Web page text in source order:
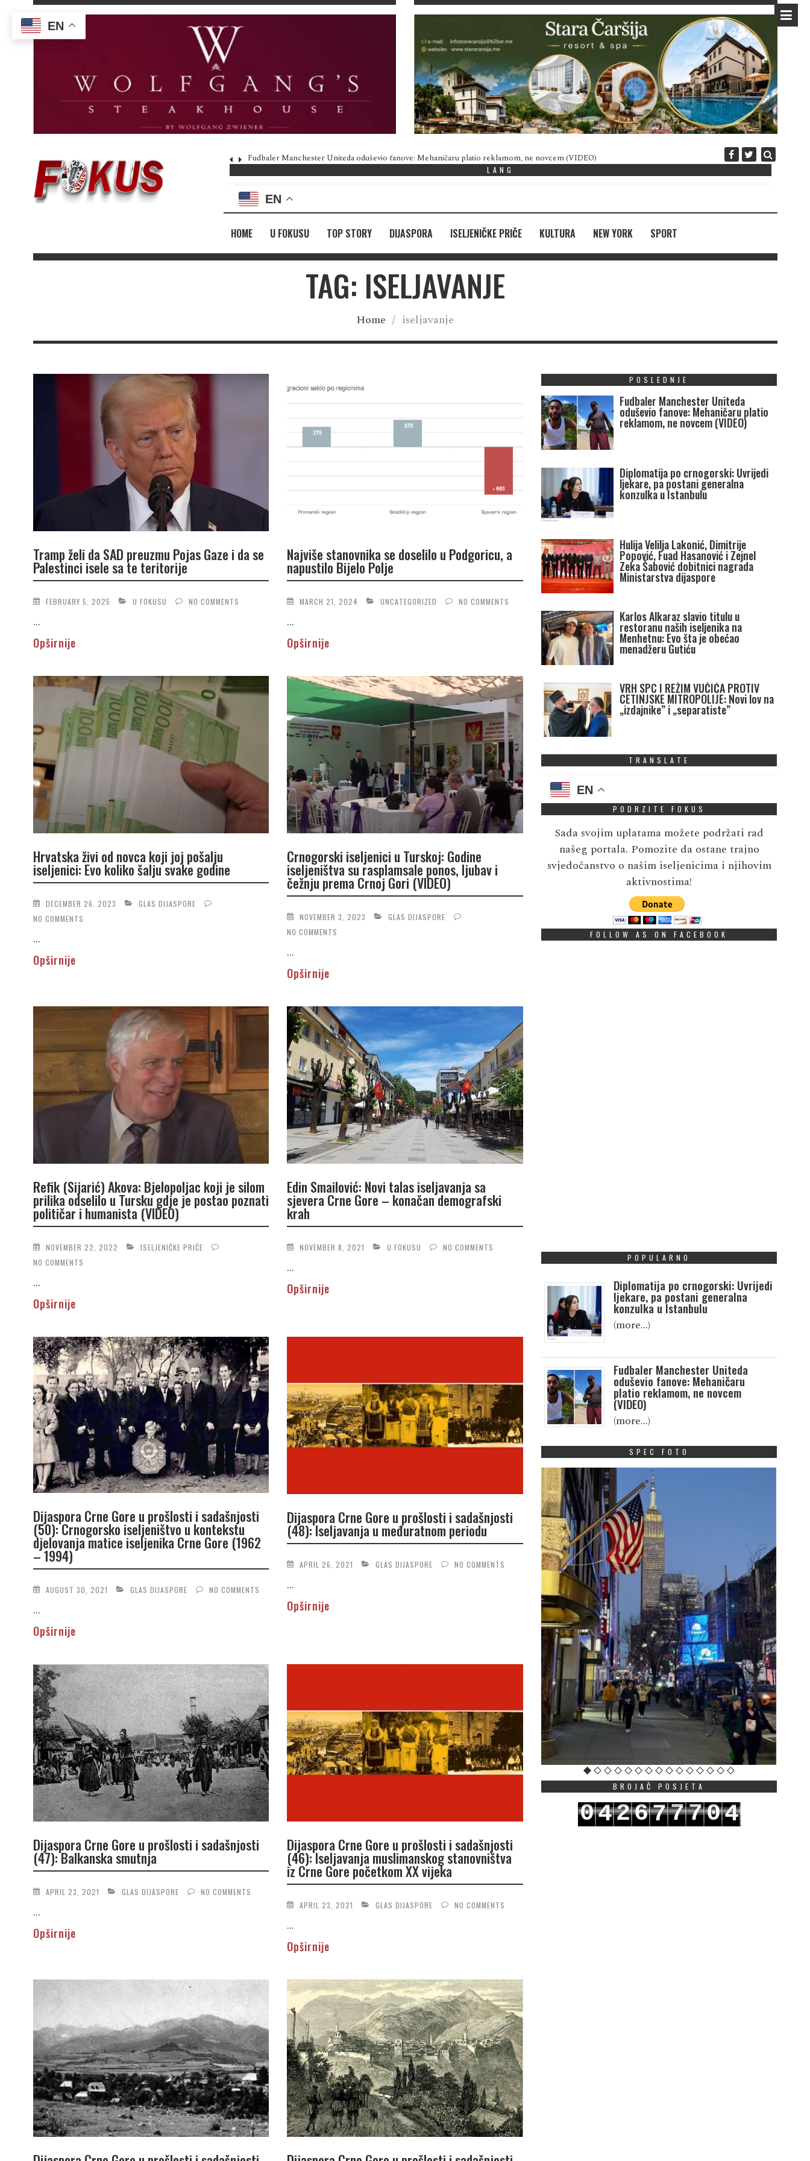
Fudbaler Manchester Uniteda oduševio fanove: Mehaničaru platio reklamom, ne novcem (VIDEO) Diplomatija po
LANG
EN
HOME U FOKUSU TOP STORY DIJASPORA ISELJENIČKE PRIČE KULTURA NEW YORK SPORT
TAG: ISELJAVANJE
Home / iseljavanje
Tramp želi da SAD preuzmu Pojas Gaze i da se
Palestinci isele sa te teritorije
FEBRUARY 5, 2025 U FOKUSU NO COMMENTS
...
Opširnije
Najviše stanovnika se doselilo u Podgoricu, a
napustilo Bijelo Polje
MARCH 21, 2024 UNCATEGORIZED NO COMMENTS
...
Opširnije
Hrvatska živi od novca koji joj pošalju
iseljenici: Evo koliko šalju svake godine
DECEMBER 26, 2023
GLAS DIJASPORE
NO COMMENTS
...
Opširnije
Crnogorski iseljenici u Turskoj: Godine
iseljeništva su rasplamsale ponos, ljubav i
čežnju prema Crnoj Gori (VIDEO)
NOVEMBER 3, 2023
GLAS DIJASPORE
NO COMMENTS
...
Opširnije
Refik (Sijarić) Akova: Bjelopoljac koji je silom
prilika odselilo u Tursku gdje je postao poznati
političar i humanista (VIDEO)
NOVEMBER 22, 2022
ISELJENIČKE PRIČE
NO COMMENTS
...
Opširnije
Edin Smailović: Novi talas iseljavanja sa
sjevera Crne Gore – konačan demografski
krah
NOVEMBER 8, 2021 U FOKUSU NO COMMENTS
...
Opširnije
Dijaspora Crne Gore u prošlosti i sadašnjosti
(50): Crnogorsko iseljeništvo u kontekstu
djelovanja matice iseljenika Crne Gore (1962
– 1994)
AUGUST 30, 2021 GLAS DIJASPORE NO COMMENTS
...
Opširnije
Dijaspora Crne Gore u prošlosti i sadašnjosti
(48): Iseljavanja u međuratnom periodu
APRIL 26, 2021 GLAS DIJASPORE NO COMMENTS
...
Opširnije
Dijaspora Crne Gore u prošlosti i sadašnjosti
(47): Balkanska smutnja
APRIL 23, 2021 GLAS DIJASPORE NO COMMENTS
...
Opširnije
Dijaspora Crne Gore u prošlosti i sadašnjosti
(46): Iseljavanja muslimanskog stanovništva
iz Crne Gore početkom XX vijeka
APRIL 23, 2021 GLAS DIJASPORE NO COMMENTS
...
Opširnije
POSLEDNJE
Fudbaler Manchester Uniteda
oduševio fanove: Mehaničaru platio
reklamom, ne novcem (VIDEO)
Diplomatija po crnogorski: Uvrijedi
ljekare, pa postani generalna
konzulka u Istanbulu
Hulija Velilja Lakonić, Dimitrije
Popović, Fuad Hasanović i Zejnel
Zeka Šabović dobitnici nagrada
Ministarstva dijaspore
Karlos Alkaraz slavio titulu u
restoranu naših iseljenika na
Menhetnu: Evo šta je obećao
menadžeru Gutiću
VRH SPC I REŽIM VUČIĆA PROTIV
CETINJSKE MITROPOLIJE: Novi lov na
„izdajnike” i „separatiste”
TRANSLATE
EN
PODRZITE FOKUS
Sada svojim uplatama možete podržati rad
našeg portala. Pomozite da ostane trajno
svjedočanstvo o našim iseljenicima i njihovim
aktivnostima!
FOLLOW AS ON FACEBOOK
POPULARNO
Diplomatija po crnogorski: Uvrijedi
ljekare, pa postani generalna
konzulka u Istanbulu
(more…)
Fudbaler Manchester Uniteda
oduševio fanove: Mehaničaru
platio reklamom, ne novcem
(VIDEO)
(more…)
SPEC FOTO
BROJAČ POSJETA
042677704
EN